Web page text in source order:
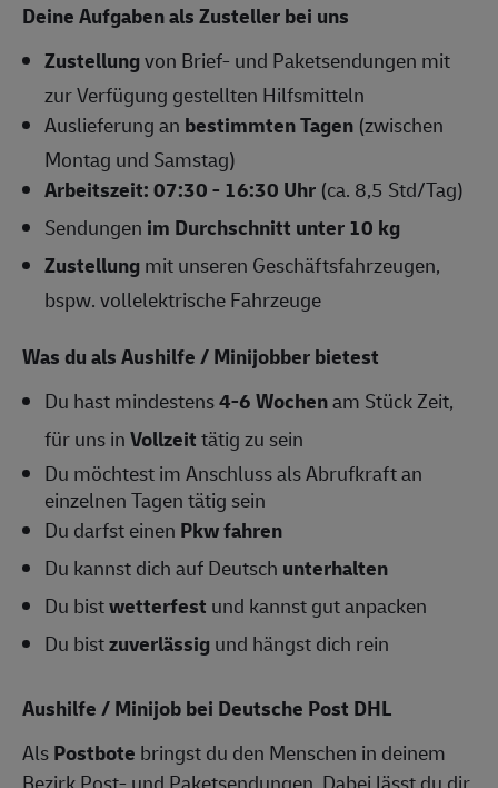
Deine Aufgaben als Zusteller bei uns
Zustellungvon Brief- und Paketsendungen mit
zur Verfügung gestellten Hilfsmitteln
Auslieferung an bestimmten Tagen (zwischen
Montag und Samstag)
Arbeitszeit: 07:30 - 16:30 Uhr (ca. 8,5 Std/Tag)
Sendungen im Durchschnitt unter 10 kg
Zustellungmit unseren Geschäftsfahrzeugen,
bspw. vollelektrische Fahrzeuge
Was du als Aushilfe / Minijobber bietest
Du hast mindestens4-6Wochenam Stück Zeit,
für uns inVollzeittätig zu sein
Du möchtest im Anschluss als Abrufkraft an
einzelnen Tagen tätig sein
Du darfst einen Pkw fahren
Du kannst dich auf Deutsch unterhalten
Du bistwetterfest und kannst gut anpacken
Du bistzuverlässigund hängst dich rein
Aushilfe / Minijob bei Deutsche Post DHL
AlsPostbote bringst du den Menschen in deinem